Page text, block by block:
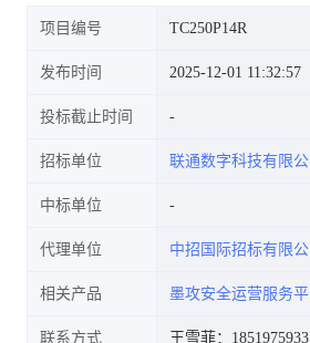
项目编号 TC250P14R
发布时间 2025-12-01 11:32:57
投标截止时间
招标单位 联通数字科技有限公
中标单位
代理单位 中招国际招标有限公
相关产品 墨攻安全运营服务
联系方式 王雪菲：